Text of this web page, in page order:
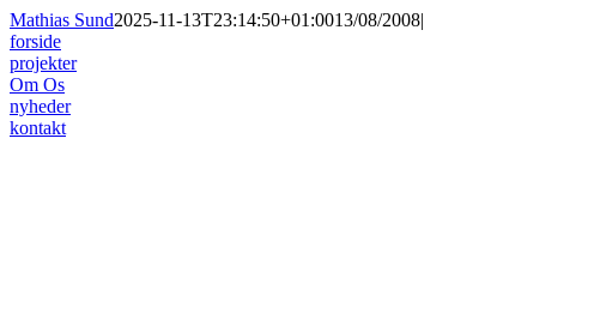
Skip
to
content
Mathias Sund2025-11-13T23:14:50+01:0013/08/2008|
forside
projekter
Om Os
nyheder
kontakt